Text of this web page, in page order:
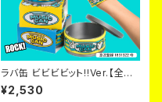
ラバ缶 ビビビビット!!Ver.【全２
色】
¥2,530